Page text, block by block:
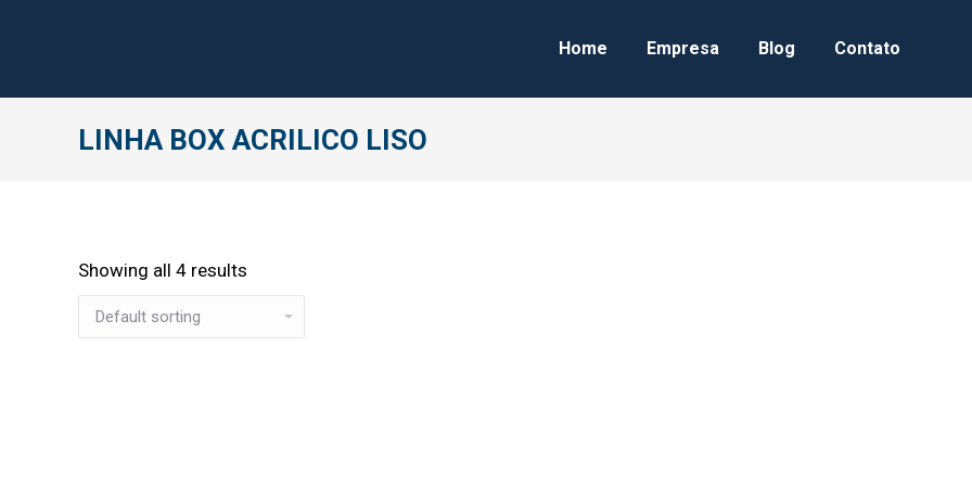
Home Empresa Blog Contato
LINHA BOX ACRILICO LISO
Showing all 4 results